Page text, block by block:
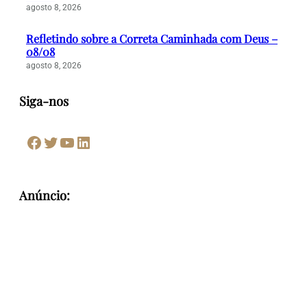
agosto 8, 2026
Refletindo sobre a Correta Caminhada com Deus –
08/08
agosto 8, 2026
Siga-nos
Facebook Twitter Youtube LinkedIn
Anúncio: